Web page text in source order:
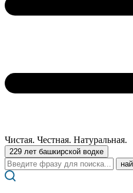
Чистая. Честная. Натуральная.
229 лет башкирской водке
Поиск: